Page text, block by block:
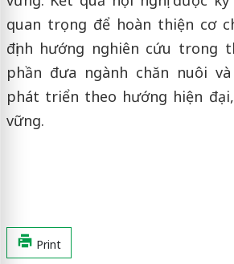
quan trọng để hoàn thiện cơ
định hướng nghiên cứu trong
phần đưa ngành chăn nuôi
phát triển theo hướng hiện
vững.
Print